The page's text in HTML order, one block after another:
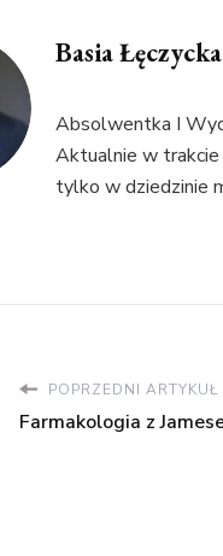
Basia Łęczycka
Absolwentka I
Aktualnie w trakcie
tylko w dziedzinie
POPRZEDNI ARTYKUŁ
Farmakologia z